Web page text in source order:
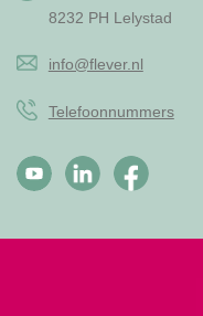
8232 PH Lelystad
info@flever.nl
Telefoonnummers